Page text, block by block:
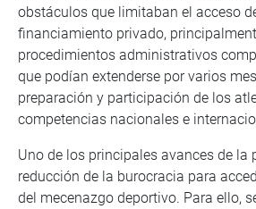
obstáculos que limitaban el acceso
financiamiento privado,
procedimientos administrativos
que podían extenderse por varios
preparación y participación de los
competencias nacionales e
Uno de los principales avances de la
reducción de la burocracia para
del mecenazgo deportivo. Para ello,